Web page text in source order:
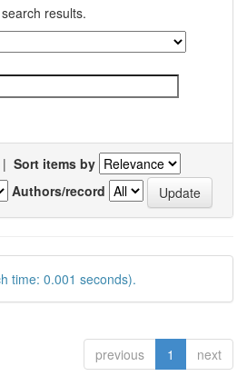
results.
| Sort items by
Authors/record
time: 0.001 seconds).
previous 1 next